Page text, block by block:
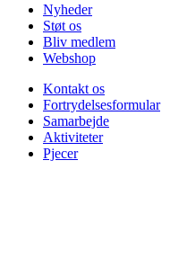
Nyheder
Støt os
Bliv medlem
Webshop
Kontakt os
Fortrydelsesformular
Samarbejde
Aktiviteter
Pjecer